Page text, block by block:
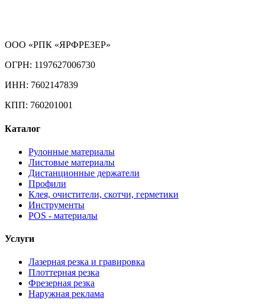
ООО «РПК «ЯРФРЕЗЕР»
ОГРН: 1197627006730
ИНН: 7602147839
КПП: 760201001
Каталог
Рулонные материалы
Листовые материалы
Дистанционные держатели
Профили
Клея, очистители, скотчи, герметики
Инструменты
POS - материалы
Услуги
Лазерная резка и гравировка
Плоттерная резка
Фрезерная резка
Наружная реклама